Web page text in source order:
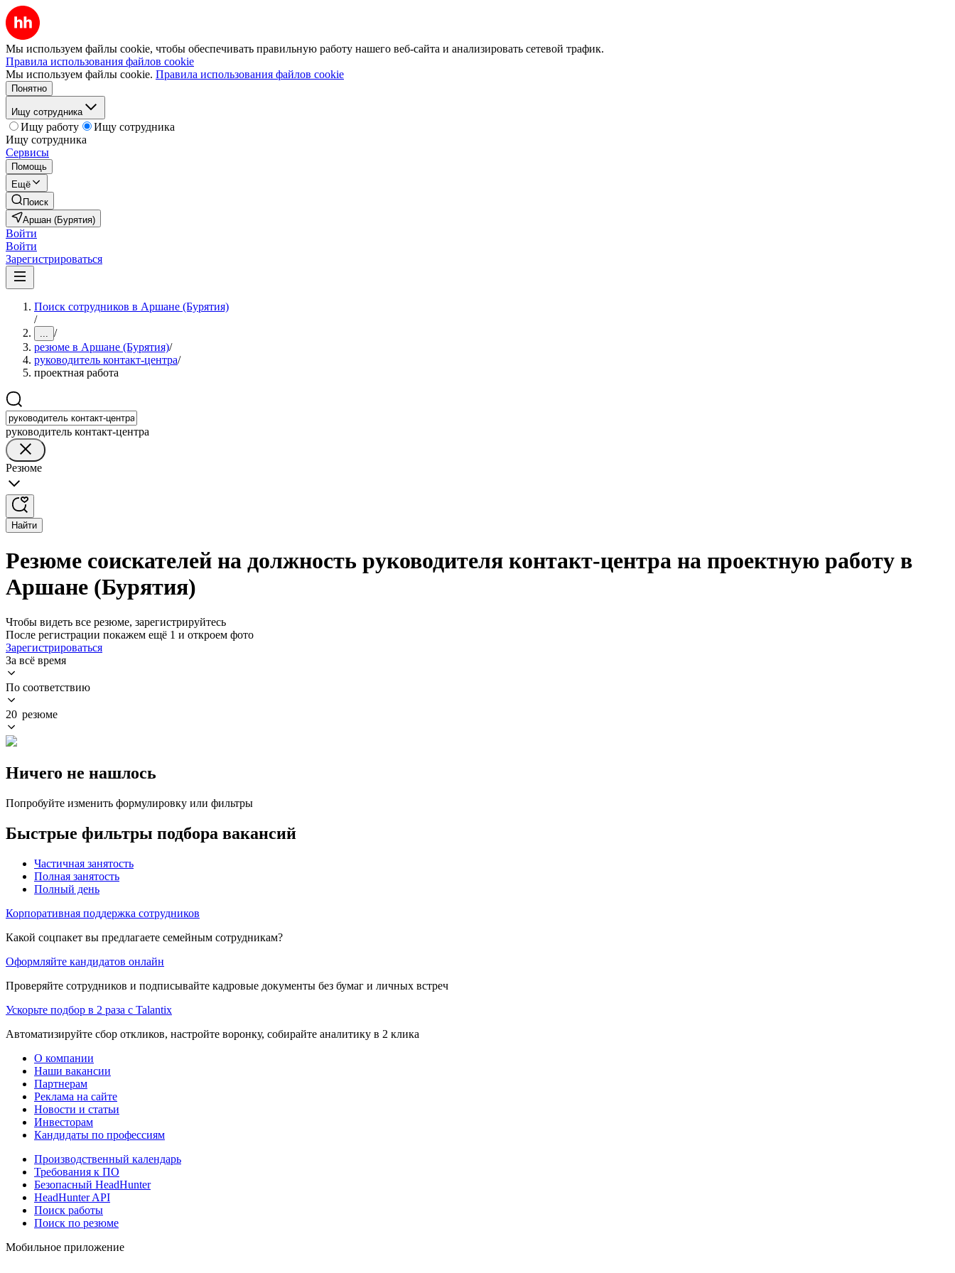
Мы используем файлы cookie, чтобы обеспечивать правильную работу нашего веб-сайта и анализировать сетевой трафик.
Правила использования файлов cookie
Мы используем файлы cookie. Правила использования файлов cookie
Понятно
Ищу сотрудника
Ищу работу
Ищу сотрудника
Ищу сотрудника
Сервисы
Помощь
Ещё
Поиск
Аршан (Бурятия)
Войти
Войти
Зарегистрироваться
Поиск сотрудников в Аршане (Бурятия)
/
... /
резюме в Аршане (Бурятия)/
руководитель контакт-центра/
проектная работа
руководитель контакт-центра
Резюме
Найти
Резюме соискателей на должность руководителя контакт-центра на проектную работу в
Аршане (Бурятия)
Чтобы видеть все резюме, зарегистрируйтесь
После регистрации покажем ещё 1 и откроем фото
Зарегистрироваться
За всё время
По соответствию
20 резюме
Ничего не нашлось
Попробуйте изменить формулировку или фильтры
Быстрые фильтры подбора вакансий
Частичная занятость
Полная занятость
Полный день
Корпоративная поддержка сотрудников
Какой соцпакет вы предлагаете семейным сотрудникам?
Оформляйте кандидатов онлайн
Проверяйте сотрудников и подписывайте кадровые документы без бумаг и личных встреч
Ускорьте подбор в 2 раза с Talantix
Автоматизируйте сбор откликов, настройте воронку, собирайте аналитику в 2 клика
О компании
Наши вакансии
Партнерам
Реклама на сайте
Новости и статьи
Инвесторам
Кандидаты по профессиям
Производственный календарь
Требования к ПО
Безопасный HeadHunter
HeadHunter API
Поиск работы
Поиск по резюме
Мобильное приложение